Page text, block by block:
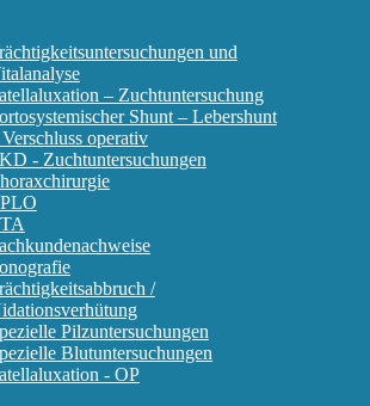
und
– Zuchtuntersuchung
Shunt – Lebershunt
operativ
- Zuchtuntersuchungen
/
Pilzuntersuchungen
Blutuntersuchungen
- OP